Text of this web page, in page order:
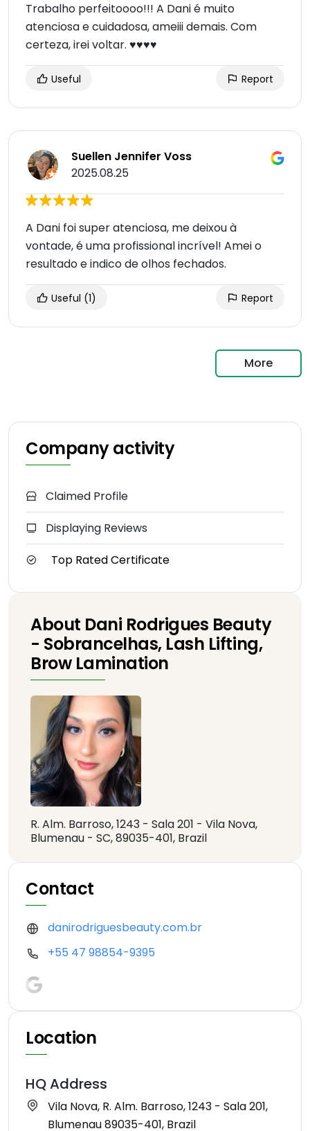
Trabalho perfeitoooo!!! A Dani é muito
atenciosa e cuidadosa, ameiii demais. Com
certeza, irei voltar. ♥️♥️♥️♥️
Useful Report
Suellen Jennifer Voss
2025.08.25
A Dani foi super atenciosa, me deixou à
vontade, é uma profissional incrível! Amei o
resultado e indico de olhos fechados.
Useful (1) Report
More
Company activity
Claimed Profile
Displaying Reviews
Top Rated Certificate
About Dani Rodrigues Beauty
- Sobrancelhas, Lash Lifting,
Brow Lamination
R. Alm. Barroso, 1243 - Sala 201 - Vila Nova,
Blumenau - SC, 89035-401, Brazil
Contact
danirodriguesbeauty.com.br
+55 47 98854-9395
Location
HQ Address
Vila Nova, R. Alm. Barroso, 1243 - Sala 201,
Blumenau 89035-401, Brazil